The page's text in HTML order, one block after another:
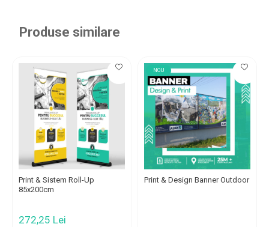
Produse similare
Print & Sistem Roll-Up
85x200cm
272,25 Lei
NOU
Print & Design Banner Outdoor